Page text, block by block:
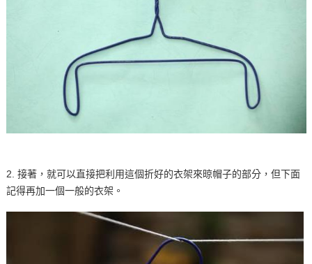
2. 接著，就可以直接把利用這個折好的衣架來晾帽子的部分，但下面
記得再加一個一般的衣架。